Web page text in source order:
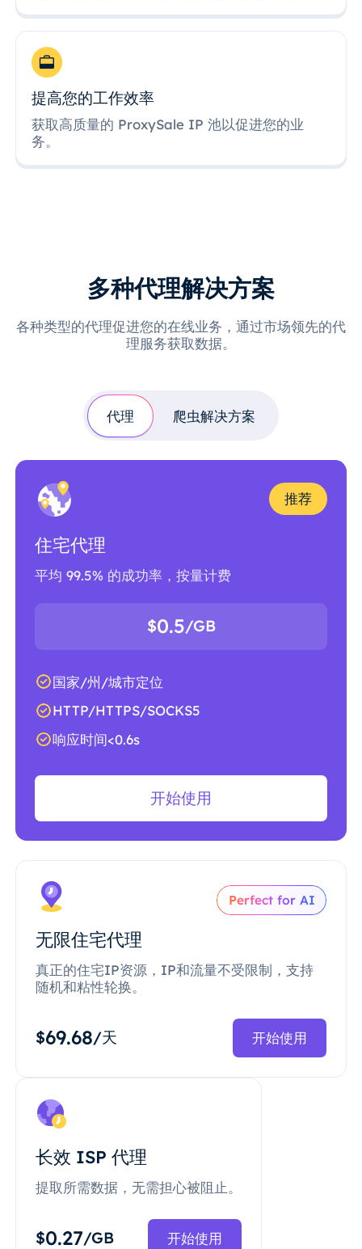
提高您的工作效率
获取高质量的 ProxySale IP 池以促进您的业
务。
多种代理解决方案
各种类型的代理促进您的在线业务，通过市场领先的代
理服务获取数据。
代理 爬虫解决方案
推荐
住宅代理
平均 99.5% 的成功率，按量计费
$0.5/GB
国家/州/城市定位
HTTP/HTTPS/SOCKS5
响应时间<0.6s
开始使用
Perfect for AI
无限住宅代理
真正的住宅IP资源，IP和流量不受限制，支持
随机和粘性轮换。
$69.68/天 开始使用
长效 ISP 代理
提取所需数据，无需担心被阻止。
$0.27/GB 开始使用